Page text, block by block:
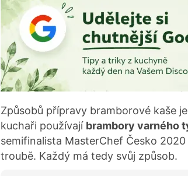
Způsobů přípravy bramborové kaše
kuchaři používají brambory varného
semifinalista MasterChef Česko
troubě. Každý má tedy svůj způsob.